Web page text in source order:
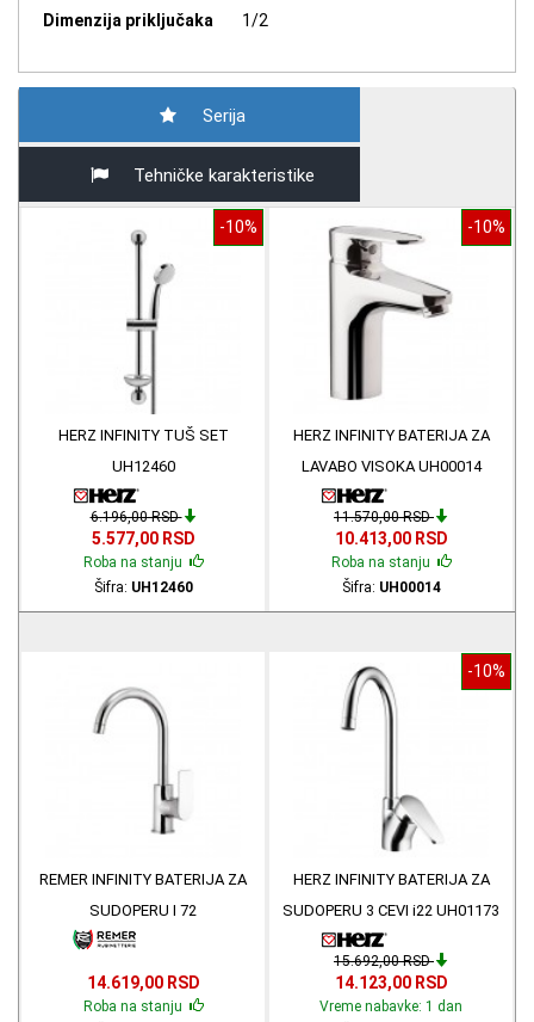
Dimenzija priključaka 1/2
Serija
Tehničke karakteristike
-10%
HERZ INFINITY TUŠ SET
UH12460
6.196,00 RSD
5.577,00 RSD
Roba na stanju
Šifra: UH12460
-10%
HERZ INFINITY BATERIJA ZA
LAVABO VISOKA UH00014
11.570,00 RSD
10.413,00 RSD
Roba na stanju
Šifra: UH00014
REMER INFINITY BATERIJA ZA
SUDOPERU I 72
14.619,00 RSD
Roba na stanju
-10%
HERZ INFINITY BATERIJA ZA
SUDOPERU 3 CEVI i22 UH01173
15.692,00 RSD
14.123,00 RSD
Vreme nabavke: 1 dan